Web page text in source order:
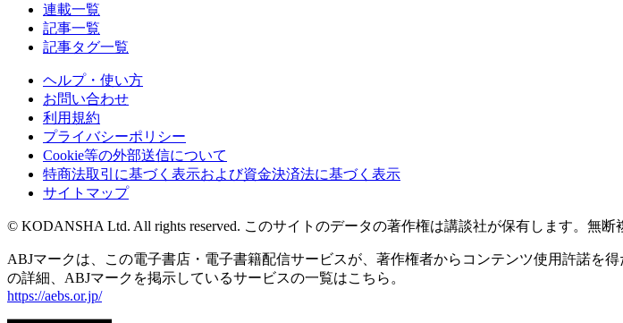
連載一覧
記事一覧
記事タグ一覧
ヘルプ・使い方
お問い合わせ
利用規約
プライバシーポリシー
Cookie等の外部送信について
特商法取引に基づく表示および資金決済法に基づく表示
サイトマップ
© KODANSHA Ltd. All rights reserved. このサイトのデータの著作権は講談社が保有します。無断
ABJマークは、この電子書店・電子書籍配信サービスが、著作権者からコンテンツ使用許諾を
の詳細、ABJマークを掲示しているサービスの一覧はこちら。
https://aebs.or.jp/